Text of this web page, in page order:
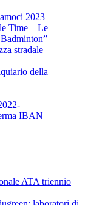
2023
Time – Le
stradale
della
IBAN
ATA triennio